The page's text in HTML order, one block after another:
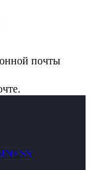
почты